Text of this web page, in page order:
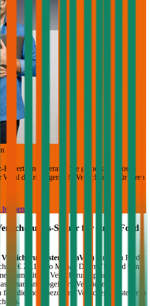
Expert:innen beraten Sie gerne kostenlos &
Wahl der richtigen Kfz-Versicherung für Ihren
buchen
Steuer für einen
Ford
Versicherungssteuer (mVSt) für einen Ford
€ 21,14
pro Monat. Die mVSt wird von
mit der Versicherungsprämie
Finanzamt abgeführt. Verglichen mit
fällt die motorbezogene Versicherungssteuer in
aus.